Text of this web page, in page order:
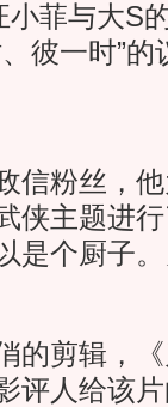
菲与大S
彼一时”的
粉丝，他
侠主题进
是个厨子
剪辑，《
评人给该